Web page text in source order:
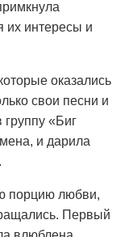
их интересы и
оказались
свои песни и
«Биг
и дарила
порцию любви,
Первый